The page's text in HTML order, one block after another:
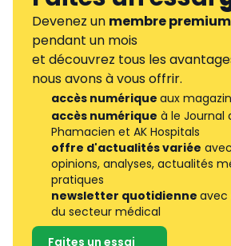
Devenez un membre premium
pendant un mois
et découvrez tous les
nous avons à vous offrir.
accès numérique aux
accès numérique à le Journal
Phamacien et AK Hospitals
offre d'actualités variée
opinions, analyses, actualités
pratiques
newsletter quotidienne avec
du secteur médical
Faites un essai